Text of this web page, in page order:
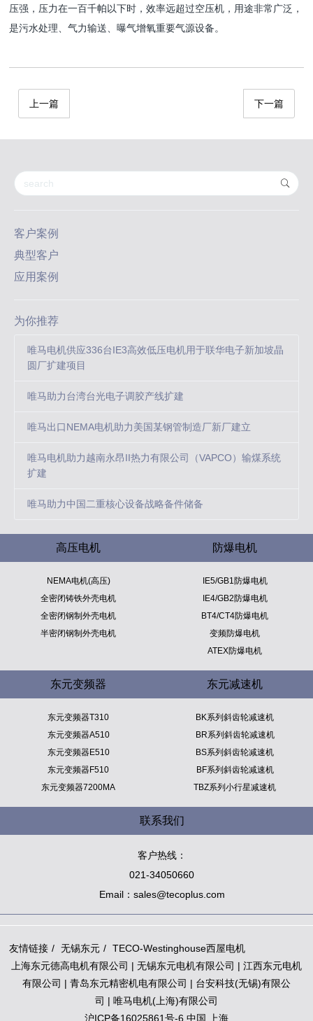
压强，压力在一百千帕以下时，效率远超过空压机，用途非常广泛，
是污水处理、气力输送、曝气增氧重要气源设备。
上一篇 下一篇
客户案例
典型客户
应用案例
为你推荐
唯马电机供应336台IE3高效低压电机用于联华电子新加坡晶
圆厂扩建项目
唯马助力台湾台光电子调胶产线扩建
唯马出口NEMA电机助力美国某钢管制造厂新厂建立
唯马电机助力越南永昂II热力有限公司（VAPCO）输煤系统
扩建
唯马助力中国二重核心设备战略备件储备
高压电机
NEMA电机(高压)
全密闭铸铁外壳电机
全密闭钢制外壳电机
半密闭钢制外壳电机
防爆电机
IE5/GB1防爆电机
IE4/GB2防爆电机
BT4/CT4防爆电机
变频防爆电机
ATEX防爆电机
东元变频器
东元变频器T310
东元变频器A510
东元变频器E510
东元变频器F510
东元变频器7200MA
东元减速机
BK系列斜齿轮减速机
BR系列斜齿轮减速机
BS系列斜齿轮减速机
BF系列斜齿轮减速机
TBZ系列小行星减速机
联系我们
客户热线：
021-34050660
Email：sales@tecoplus.com
友情链接 无锡东元
TECO-Westinghouse西屋电机
上海东元德高电机有限公司 | 无锡东元电机有限公司 | 江西东元电机
有限公司 | 青岛东元精密机电有限公司 | 台安科技(无锡)有限公
司 | 唯马电机(上海)有限公司
沪ICP备16025861号-6 中国.上海